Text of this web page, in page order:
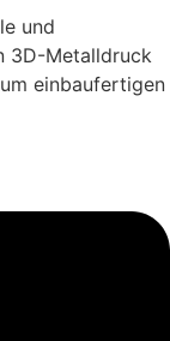
und
3D-Metalldruck
einbaufertigen